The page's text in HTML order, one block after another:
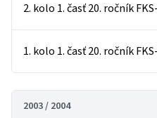
2. kolo 1. časť 20. ročník
1. kolo 1. časť 20. ročník
2003 / 2004